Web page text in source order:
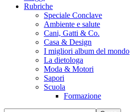
Rubriche
Speciale Conclave
Ambiente e salute
Cani, Gatti & Co.
Casa & Design
I migliori album del mondo
La dietologa
Moda & Motori
Sapori
Scuola
Formazione